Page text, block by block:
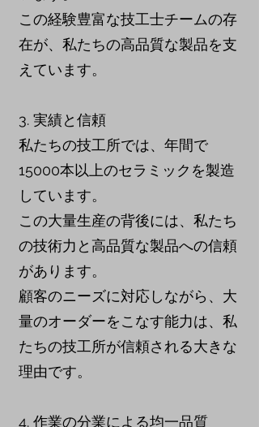
この経験豊富な技工士チームの存
在が、私たちの高品質な製品を支
えています。
3. 実績と信頼
私たちの技工所では、年間で
15000本以上のセラミックを製造
しています。
この大量生産の背後には、私たち
の技術力と高品質な製品への信頼
があります。
顧客のニーズに対応しながら、大
量のオーダーをこなす能力は、私
たちの技工所が信頼される大きな
理由です。
4. 作業の分業による均一品質